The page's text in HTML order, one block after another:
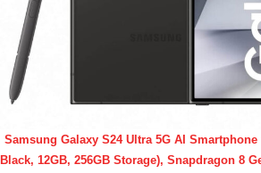
Samsung Galaxy S24 Ultra 5G AI
Black, 12GB, 256GB Storage), Snapdragon 8